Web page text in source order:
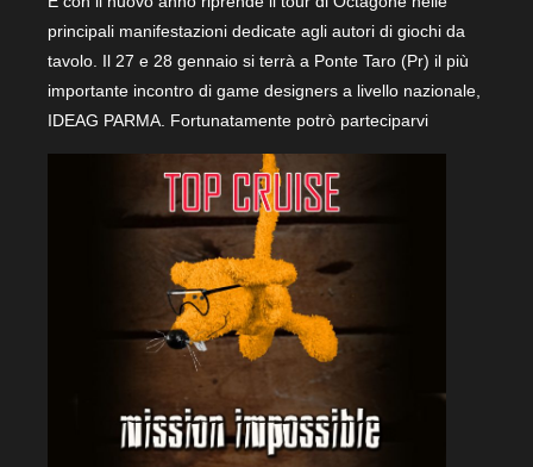
principali manifestazioni dedicate agli autori di giochi da
tavolo. Il 27 e 28 gennaio si terrà a Ponte Taro (Pr) il più
importante incontro di game designers a livello nazionale,
IDEAG PARMA. Fortunatamente potrò parteciparvi